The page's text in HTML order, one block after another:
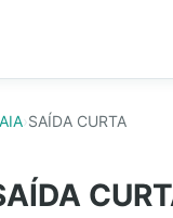
›SAÍDA CURTA